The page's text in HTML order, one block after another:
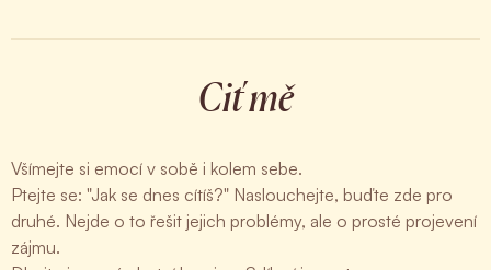
Ciť mě
Všímejte si emocí v sobě i kolem sebe.
Ptejte se: "Jak se dnes cítíš?" Naslouchejte, buďte zde pro
druhé. Nejde o to řešit jejich problémy, ale o prosté projevení
zájmu.